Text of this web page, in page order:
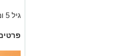
גיל 5 ומעלה